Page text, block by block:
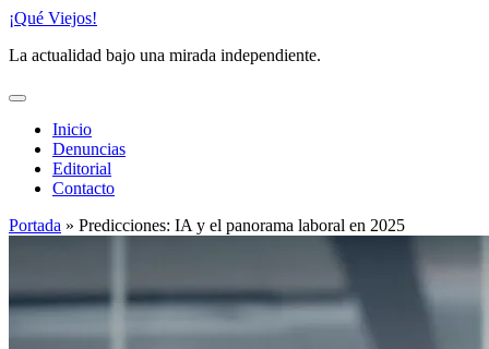
Saltar
contenido
¡Qué Viejos!
La actualidad bajo una mirada independiente.
Inicio
Denuncias
Editorial
Contacto
Portada » Predicciones: IA y el panorama laboral en 2025